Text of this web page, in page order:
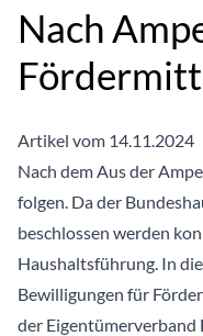
Nach
Artikel vom 14.11.2024
Nach dem Aus der
folgen. Da der
beschlossen werden
Haushaltsführung. In
Bewilligungen für
der Eigentümerverband